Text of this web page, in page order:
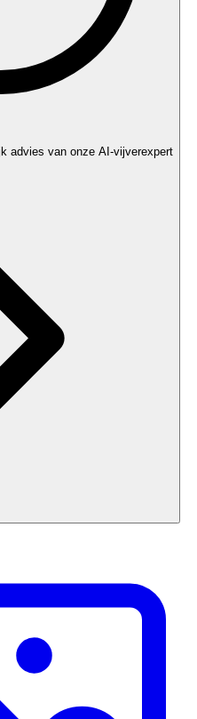
advies van onze AI-vijverexpert